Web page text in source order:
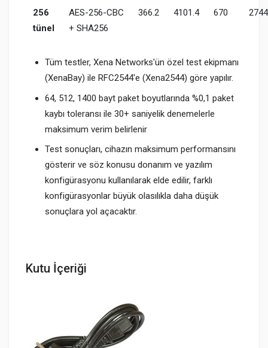
256
tünel
AES-256-CBC
+ SHA256
366.2 4101.4 670
Tüm testler, Xena Networks'ün özel test ekipmanı
(XenaBay) ile RFC2544'e (Xena2544) göre yapılır.
64, 512, 1400 bayt paket boyutlarında %0,1 paket
kaybı toleransı ile 30+ saniyelik denemelerle
maksimum verim belirlenir
Test sonuçları, cihazın maksimum performansını
gösterir ve söz konusu donanım ve yazılım
konfigürasyonu kullanılarak elde edilir, farklı
konfigürasyonlar büyük olasılıkla daha düşük
sonuçlara yol açacaktır.
Kutu İçeriği